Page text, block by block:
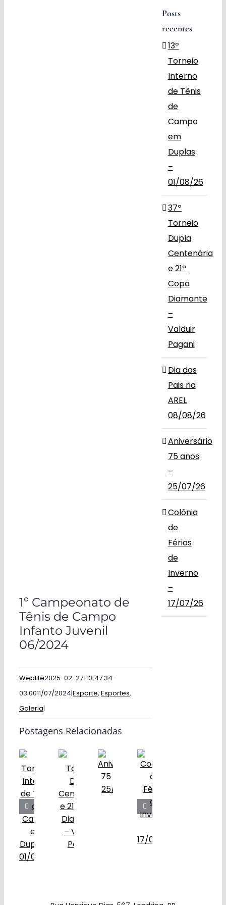
1º Campeonato de
Tênis de Campo
Infanto Juvenil
06/2024
Weblite2025-02-27T13:47:34-
03:0011/07/2024|Esporte, Esportes,
Galeria|
Postagens Relacionadas
Posts
recentes
13º
Torneio
Interno
de Tênis
de
Campo
em
Duplas
–
01/08/26
37º
Torneio
Dupla
Centenária
e 21ª
Copa
Diamante
–
Valduir
Pagani
Dia dos
Pais na
AREL
08/08/26
Aniversário
75 anos
–
25/07/26
Colônia
de
Férias
de
Inverno
–
17/07/26